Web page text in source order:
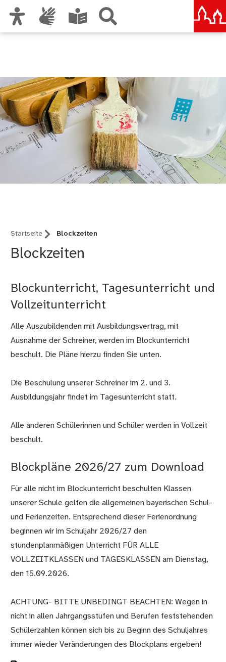
Startseite Blockzeiten
Blockzeiten
Blockunterricht, Tagesunterricht und
Vollzeitunterricht
Alle Auszubildenden mit Ausbildungsvertrag, mit
Ausnahme der Schreiner, werden im Blockunterricht
beschult. Die Pläne hierzu finden Sie unten.
Die Beschulung unserer Schreiner im 2. und 3.
Ausbildungsjahr findet im Tagesunterricht statt.
Alle anderen Schülerinnen und Schüler werden in Vollzeit
beschult.
Blockpläne 2026/27 zum Download
Für alle nicht im Blockunterricht beschulten Klassen
unserer Schule gelten die allgemeinen bayerischen Schul-
und Ferienzeiten. Entsprechend dieser Ferienordnung
beginnen wir im Schuljahr 2026/27 den
stundenplanmäßigen Unterricht FÜR ALLE
VOLLZEITKLASSEN und TAGESKLASSEN am Dienstag,
den 15.09.2026.
ACHTUNG- BITTE UNBEDINGT BEACHTEN: Wegen in
nicht in allen Jahrgangsstufen und Berufen feststehenden
Schülerzahlen können sich bis zu Beginn des Schuljahres
immer wieder Veränderungen des Blockplans ergeben!